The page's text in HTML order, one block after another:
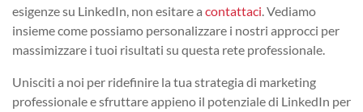
esigenze su LinkedIn, non esitare a contattaci. Vediamo
insieme come possiamo personalizzare i nostri approcci per
massimizzare i tuoi risultati su questa rete professionale.
Unisciti a noi per ridefinire la tua strategia di marketing
professionale e sfruttare appieno il potenziale di LinkedIn per